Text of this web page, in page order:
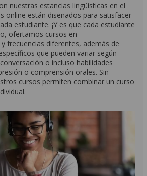
nuestras estancias lingüísticas en el
online están diseñados para satisfacer
estudiante. ¡Y es que cada estudiante
ofertamos cursos en
frecuencias diferentes, además de
que pueden variar según
o incluso habilidades
o comprensión orales. Sin
cursos permiten combinar un curso